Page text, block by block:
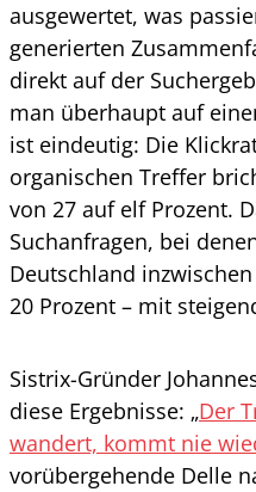
ausgewertet, was
generierten
direkt auf der
man überhaupt auf
ist eindeutig: Die
organischen Treffer
von 27 auf elf Prozent.
Suchanfragen, bei
Deutschland
20 Prozent – mit
Sistrix-Gründer
diese Ergebnisse: „Der
wandert, kommt nie
vorübergehende Delle